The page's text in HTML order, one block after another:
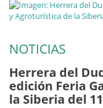
NOTICIAS
Herrera del
edición Feria
la Siberia del